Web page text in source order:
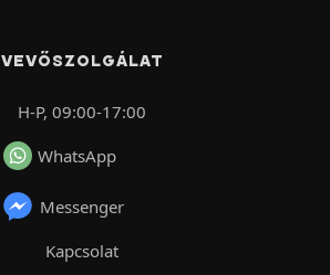
VEVŐSZOLGÁLAT
H-P, 09:00-17:00
WhatsApp
Messenger
Kapcsolat